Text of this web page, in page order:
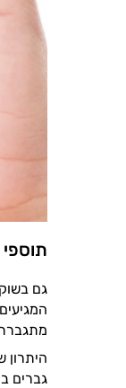
גם
מתגברת
היתרון
גברים